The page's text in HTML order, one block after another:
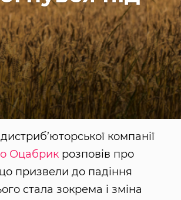
компанії
Оцабрикрозповів про
призвели до падіння
стала зокрема і зміна